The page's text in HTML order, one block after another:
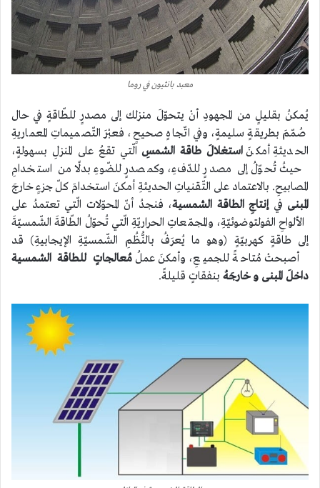
معبد بانثيون في روما
يُمكنُ بقليلٍ من المجهودِ أنْ يتحوّلَ منزلك إلى مصدرٍ للطّاقةٍ في حال
صُمّمَ بطريقةٍ سليمةٍ، وفي اتّجاهٍ صحيحٍ، فعبْرَ التّصميماتِ المعماريةِ
الحديثةِ أمكنَ استغلالَ طاقة الشمسِالّتي تقعُ على المنزلِ بسهولةٍ،
حيثُ تُحوّلُ إلى مصدرٍ للدّفءِ، وكمصدرٍ للضّوءِ بدلًا من استخدامِ
المصابيحِ. بالاعتماد على التّقنياتِ الحديثةِ أمكنَ استخدامَ كلّ جزءٍ خارجَ
المبنى فيإنتاجِ الطاقة الشمسية، فنجدُ أنّ المحوّلات الّتي تعتمدُ على
الألواحِ الفولتوضوئيّةِ، والمجمّعاتِ الحراريّةِ الّتي تُحوّلُ الطّاقةَ الشّمسيّةَ
إلى طاقةٍ كهربيّةٍ (وهو ما يُعرَفُ بالنُّظُمِ الشّمسيّةِ الإيجابيةِ) قد
أصبحتْ مُتاحةً للجميعِ، وأمكنَ عملُمُعالجاتٍ للطاقة الشمسية
داخلَ المبنى و خارجَهُ بنفقاتٍ قليلةً.